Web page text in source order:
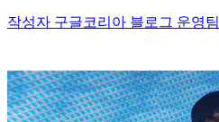
작성자 구글코리아 블로그 운영팀